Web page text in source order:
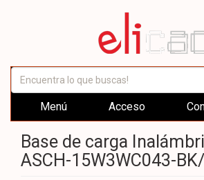
Menú Acceso
Base de carga
ASCH-15W3WC043-